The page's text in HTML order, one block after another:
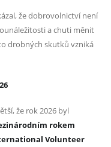
že dobrovolnictví není
a chuti měnit
drobných skutků vzniká
že rok 2026 byl
rokem
Volunteer